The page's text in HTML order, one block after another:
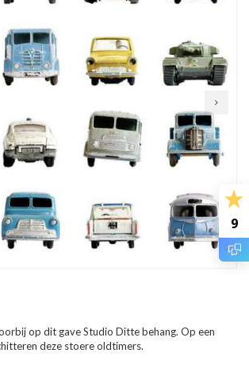
9
op dit gave Studio Ditte behang. Op een
deze stoere oldtimers.